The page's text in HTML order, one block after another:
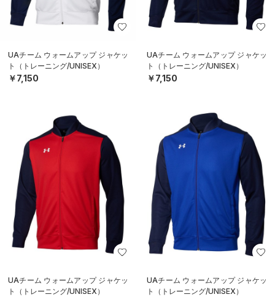
UAチーム ウォームアップ ジャケッ
ト（トレーニング/UNISEX）
￥7,150
UAチーム ウォームアップ ジャケッ
ト（トレーニング/UNISEX）
￥7,150
UAチーム ウォームアップ ジャケッ
ト（トレーニング/UNISEX）
UAチーム ウォームアップ ジャケッ
ト（トレーニング/UNISEX）